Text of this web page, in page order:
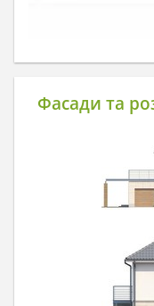
Фасади та